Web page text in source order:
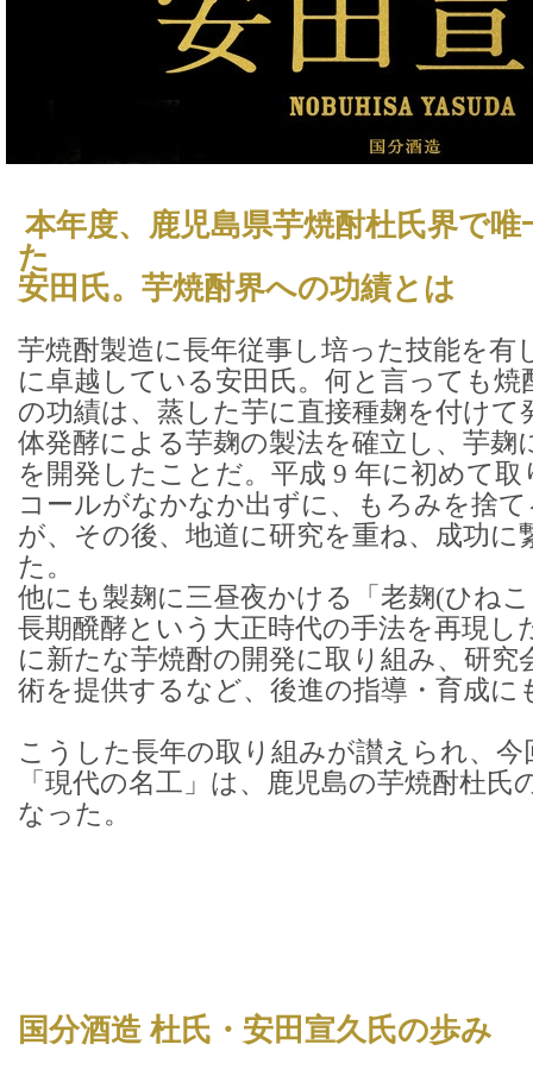
本年度、鹿児島県芋焼酎杜氏界で
た
安田氏。芋焼酎界への功績とは
芋焼酎製造に長年従事し培った技能を有
に卓越している安田氏。何と言っても焼
の功績は、蒸した芋に直接種麹を付けて
体発酵による芋麹の製法を確立し、芋麹
を開発したことだ。平成 9 年に初めて
コールがなかなか出ずに、もろみを捨
が、その後、地道に研究を重ね、成功に
た。
他にも製麹に三昼夜かける「老麹(ひね
長期醗酵という大正時代の手法を再現し
に新たな芋焼酎の開発に取り組み、研究
術を提供するなど、後進の指導・育成に
こうした長年の取り組みが讃えられ、今
「現代の名工」は、鹿児島の芋焼酎杜氏
なった。
国分酒造 杜氏・安田宣久氏の歩み